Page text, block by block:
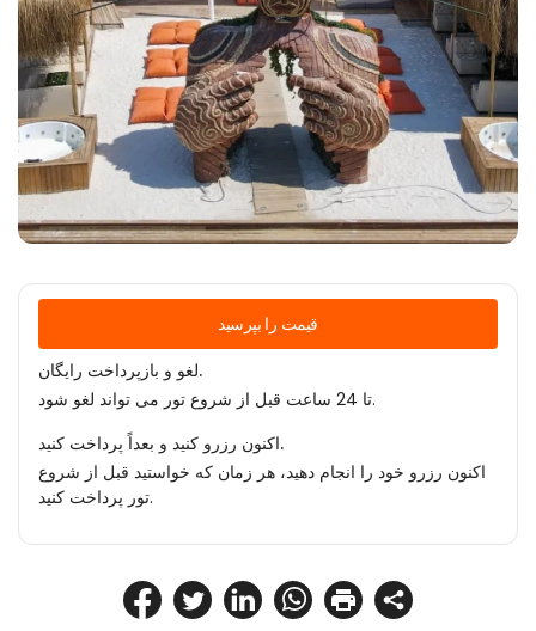
قیمت را بپرسید
لغو و بازپرداخت رایگان.
تا 24 ساعت قبل از شروع تور می تواند لغو شود.
اکنون رزرو کنید و بعداً پرداخت کنید.
اکنون رزرو خود را انجام دهید، هر زمان که خواستید قبل از شروع
تور پرداخت کنید.